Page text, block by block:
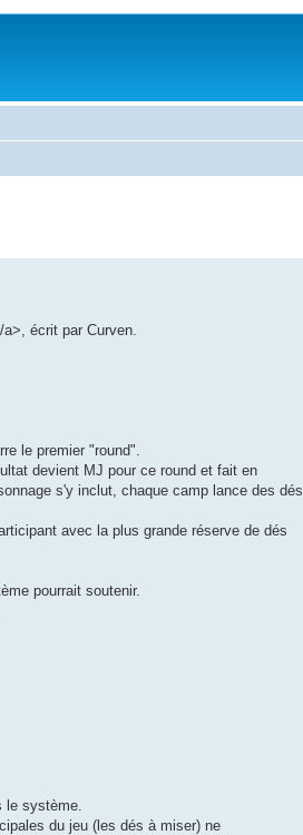
écrit par Curven.
le premier "round".
devient MJ pour ce round et fait en
s'y inclut, chaque camp lance des dés
avec la plus grande réserve de dés
pourrait soutenir.
le système.
du jeu (les dés à miser) ne